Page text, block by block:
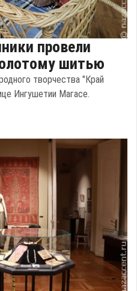
провели
шитью
творчества "Край
Ингушетии Магасе.